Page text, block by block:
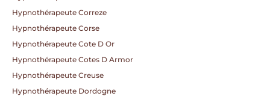
Hypnothérapeute Correze
Hypnothérapeute Corse
Hypnothérapeute Cote D Or
Hypnothérapeute Cotes D Armor
Hypnothérapeute Creuse
Hypnothérapeute Dordogne